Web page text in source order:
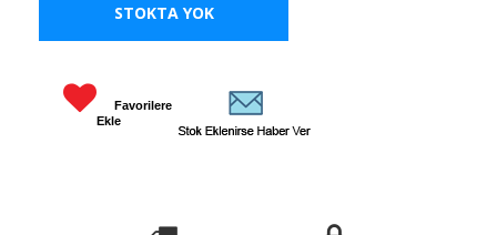
STOKTA YOK
Favorilere
Ekle